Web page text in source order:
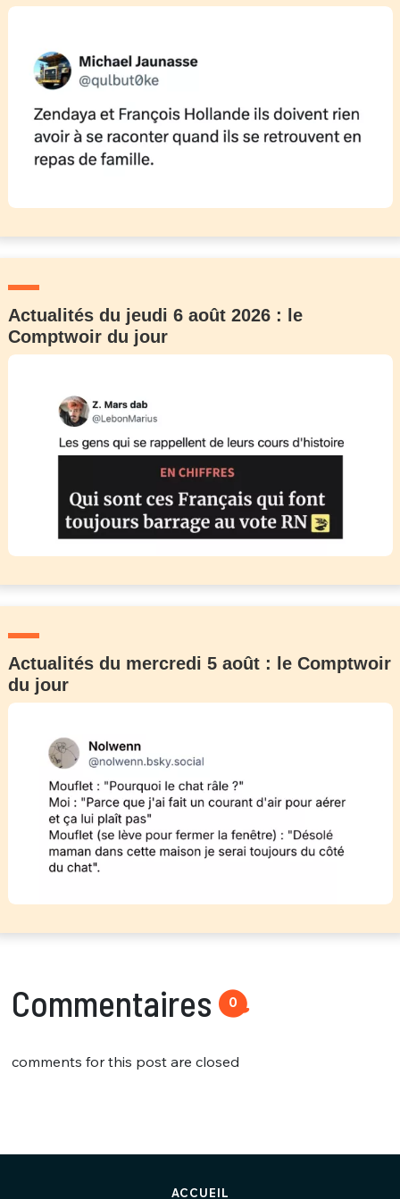
Actualités du jeudi 6 août 2026 : le
Comptwoir du jour
Actualités du mercredi 5 août : le Comptwoir
du jour
Commentaires 0
comments for this post are closed
ACCUEIL